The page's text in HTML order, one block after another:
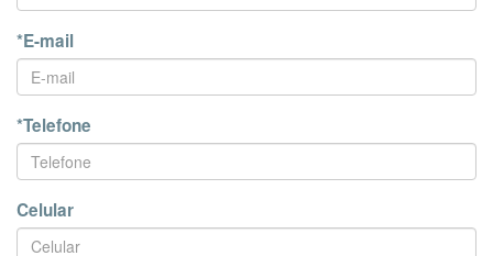
*E-mail
*Telefone
Celular